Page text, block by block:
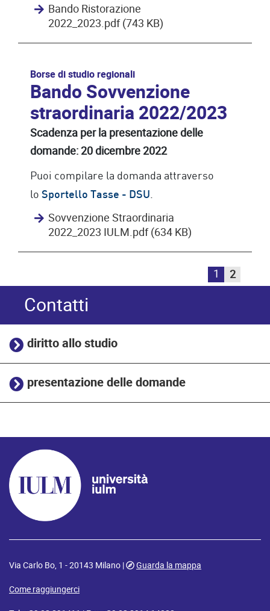
Bando Ristorazione
2022_2023.pdf (743 KB)
Borse di studio regionali
Bando Sovvenzione
straordinaria 2022/2023
Scadenza per la presentazione delle
domande: 20 dicembre 2022
Puoi compilare la domanda attraverso
lo Sportello Tasse - DSU
Sovvenzione Straordinaria
2022_2023 IULM.pdf (634 KB)
1 2
Contatti
diritto allo studio
presentazione delle domande
Via Carlo Bo, 1 - 20143 Milano |
Guarda la mappa
Come raggiungerci